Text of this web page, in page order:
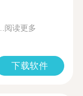
阅读更多
下载软件